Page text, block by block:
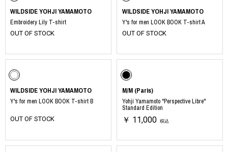
WILDSIDE YOHJI YAMAMOTO
Embroidery Lily T-shirt
OUT OF STOCK
WILDSIDE YOHJI YAMAMOTO
Y's for men LOOK BOOK T-shirt A
OUT OF STOCK
WILDSIDE YOHJI YAMAMOTO
Y's for men LOOK BOOK T-shirt B
OUT OF STOCK
M/M (Paris)
Yohji Yamamoto "Perspective Libre"
Standard Edition
￥ 11,000 税込